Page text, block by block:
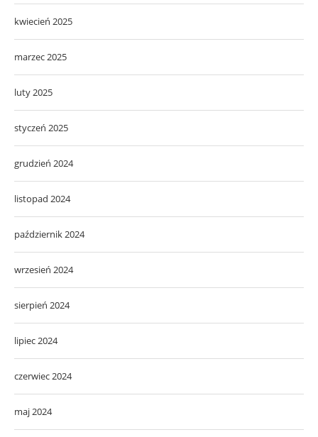
kwiecień 2025
marzec 2025
luty 2025
styczeń 2025
grudzień 2024
listopad 2024
październik 2024
wrzesień 2024
sierpień 2024
lipiec 2024
czerwiec 2024
maj 2024